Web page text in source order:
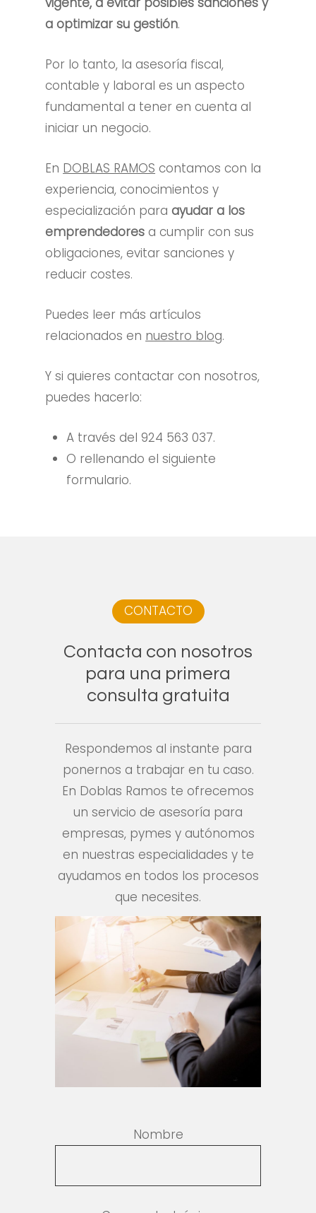
a optimizar su gestión.
Por lo tanto, la asesoría fiscal,
contable y laboral es un aspecto
fundamental a tener en cuenta al
iniciar un negocio.
En DOBLAS RAMOS contamos con la
experiencia, conocimientos y
especialización paraayudar a los
emprendedores a cumplir con sus
obligaciones, evitar sanciones y
reducir costes.
Puedes leer más artículos
relacionados en nuestro blog.
Y si quieres contactar con nosotros,
puedes hacerlo:
A través del 924 563 037.
O rellenando el siguiente
formulario.
CONTACTO
Contacta con nosotros
para una primera
consulta gratuita
Respondemos al instante para
ponernos a trabajar en tu caso.
En Doblas Ramos te ofrecemos
un servicio de asesoría para
empresas, pymes y autónomos
en nuestras especialidades y te
ayudamos en todos los procesos
que necesites.
Nombre